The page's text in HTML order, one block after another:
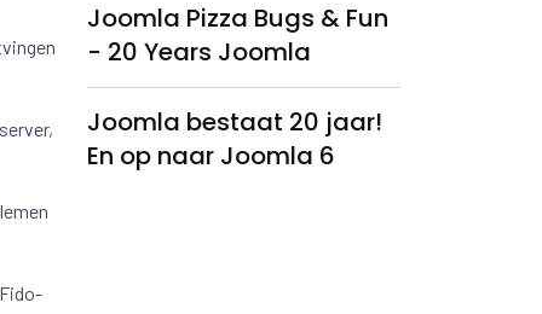
Joomla Pizza Bugs & Fun
- 20 Years Joomla
Joomla bestaat 20 jaar!
En op naar Joomla 6